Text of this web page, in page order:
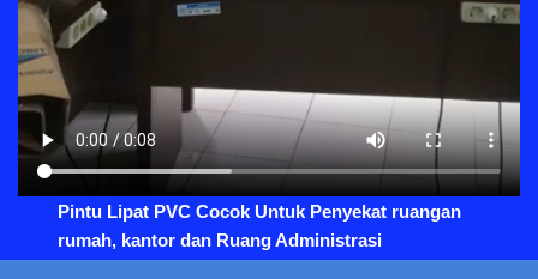
Pintu Lipat PVC Cocok Untuk Penyekat ruangan
rumah, kantor dan Ruang Administrasi